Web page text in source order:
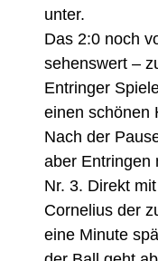
unter.
Das 2:0 noch
sehenswert –
Entringer
einen schönen
Nach der
aber Entringen
Nr. 3. Direkt
Cornelius der
eine Minute